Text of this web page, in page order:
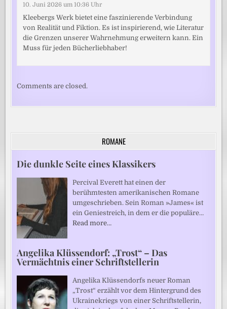
10. Juni 2026 um 10:36 Uhr
Kleebergs Werk bietet eine faszinierende Verbindung
von Realität und Fiktion. Es ist inspirierend, wie Literatur
die Grenzen unserer Wahrnehmung erweitern kann. Ein
Muss für jeden Bücherliebhaber!
Comments are closed.
ROMANE
Die dunkle Seite eines Klassikers
Percival Everett hat einen der
berühmtesten amerikanischen Romane
umgeschrieben. Sein Roman »James« ist
ein Geniestreich, in dem er die populäre…
Read more…
Angelika Klüssendorf: „Trost“ – Das
Vermächtnis einer Schriftstellerin
Angelika Klüssendorfs neuer Roman
„Trost“ erzählt vor dem Hintergrund des
Ukrainekriegs von einer Schriftstellerin,